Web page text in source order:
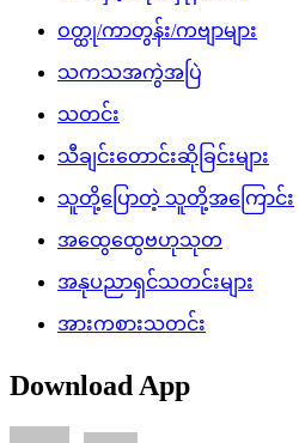
ဝတ္ထု/ကာတွန်း/ကဗျာများ
သကသအကွဲအပြဲ
သတင်း
သီချင်းတောင်းဆိုခြင်းများ
သူတို့ပြောတဲ့ သူတို့အကြောင်း
အထွေထွေဗဟုသုတ
အနုပညာရှင်သတင်းများ
အားကစားသတင်း
Download App